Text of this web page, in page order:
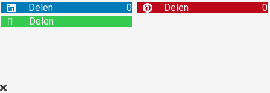
Delen
0 Delen
0
Delen